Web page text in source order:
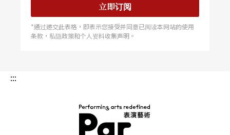
立即订阅
*通过递交此表格，即表示您接受并同意已阅读本网站的使用
条款，私隐政策和个人资料收集声明。
:::